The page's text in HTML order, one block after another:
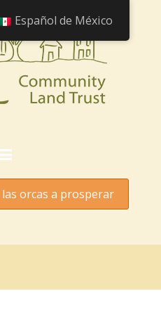
orcas a prosperar
Español de México